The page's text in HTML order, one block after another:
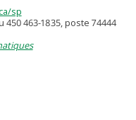
sp
463-1835, poste 74444